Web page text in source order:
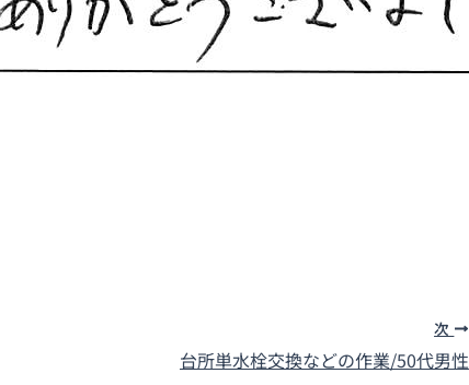
次
台所単水栓交換などの作業/50代男性